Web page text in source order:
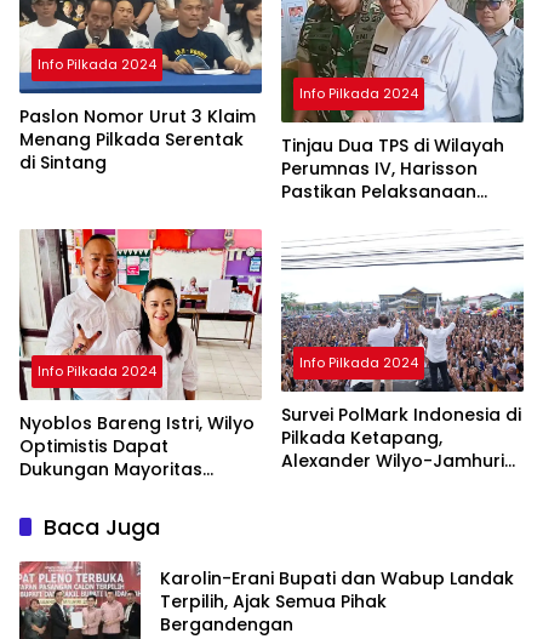
Info Pilkada 2024
Paslon Nomor Urut 3 Klaim
Menang Pilkada Serentak
di Sintang
Info Pilkada 2024
Tinjau Dua TPS di Wilayah
Perumnas IV, Harisson
Pastikan Pelaksanaan
Aman
Info Pilkada 2024
Nyoblos Bareng Istri, Wilyo
Optimistis Dapat
Dukungan Mayoritas
Info Pilkada 2024
Survei PolMark Indonesia di
Pilkada Ketapang,
Alexander Wilyo-Jamhuri
Baca Juga
Karolin-Erani Bupati dan Wabup Landak
Terpilih, Ajak Semua Pihak
Bergandengan